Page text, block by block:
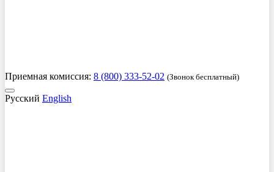
Приемная комиссия: 8 (800) 333-52-02 (Звонок бесплатный)
Русский English